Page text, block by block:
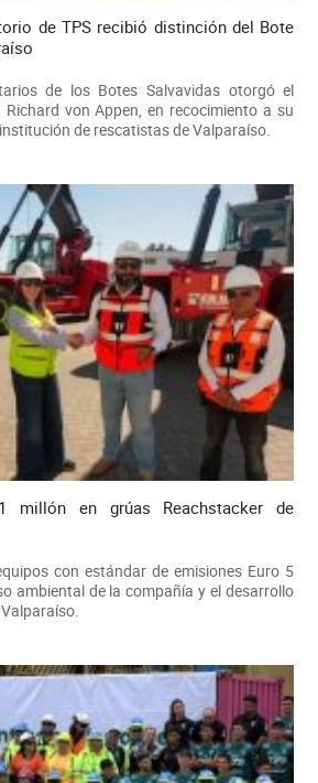
de TPS recibió distinción del Bote
de los Botes Salvavidas otorgó el
Richard von Appen, en recocimiento a su
de rescatistas de Valparaíso.
millón en grúas Reachstacker de
con estándar de emisiones Euro 5
ambiental de la compañía y el desarrollo